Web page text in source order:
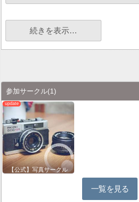
続きを表示…
参加サークル(1)
【公式】写真サークル
一覧を見る